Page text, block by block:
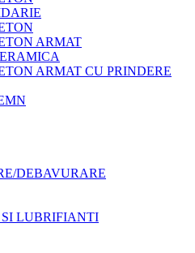
ARMAT
ARMAT CU PRINDERE
DEBAVURARE
SI LUBRIFIANTI